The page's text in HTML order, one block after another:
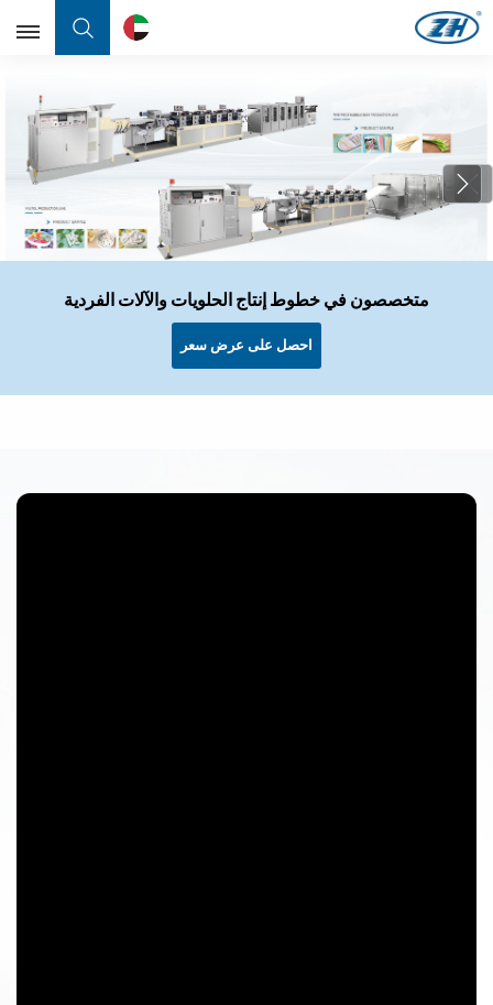
عربي
English
Français
عربي
شركة رائدة متخصصة في البحث والتطوير والإنتاج والمبيعات
لمعدات صناعة الحلوى
احصل على عرض سعر
A Leading Manufacturer Specializing In The Research,
Development, Production And Sales Of Candy
Equipment
احصل على عرض سعر
متخصصون في خطوط إنتاج الحلويات والآلات الفردية
احصل على عرض سعر
شركة رائدة متخصصة في البحث والتطوير والإنتاج والمبيعات
لمعدات صناعة الحلوى
احصل على عرض سعر
A Leading Manufacturer Specializing In The Research,
Development, Production And Sales Of Candy
Equipment
احصل على عرض سعر